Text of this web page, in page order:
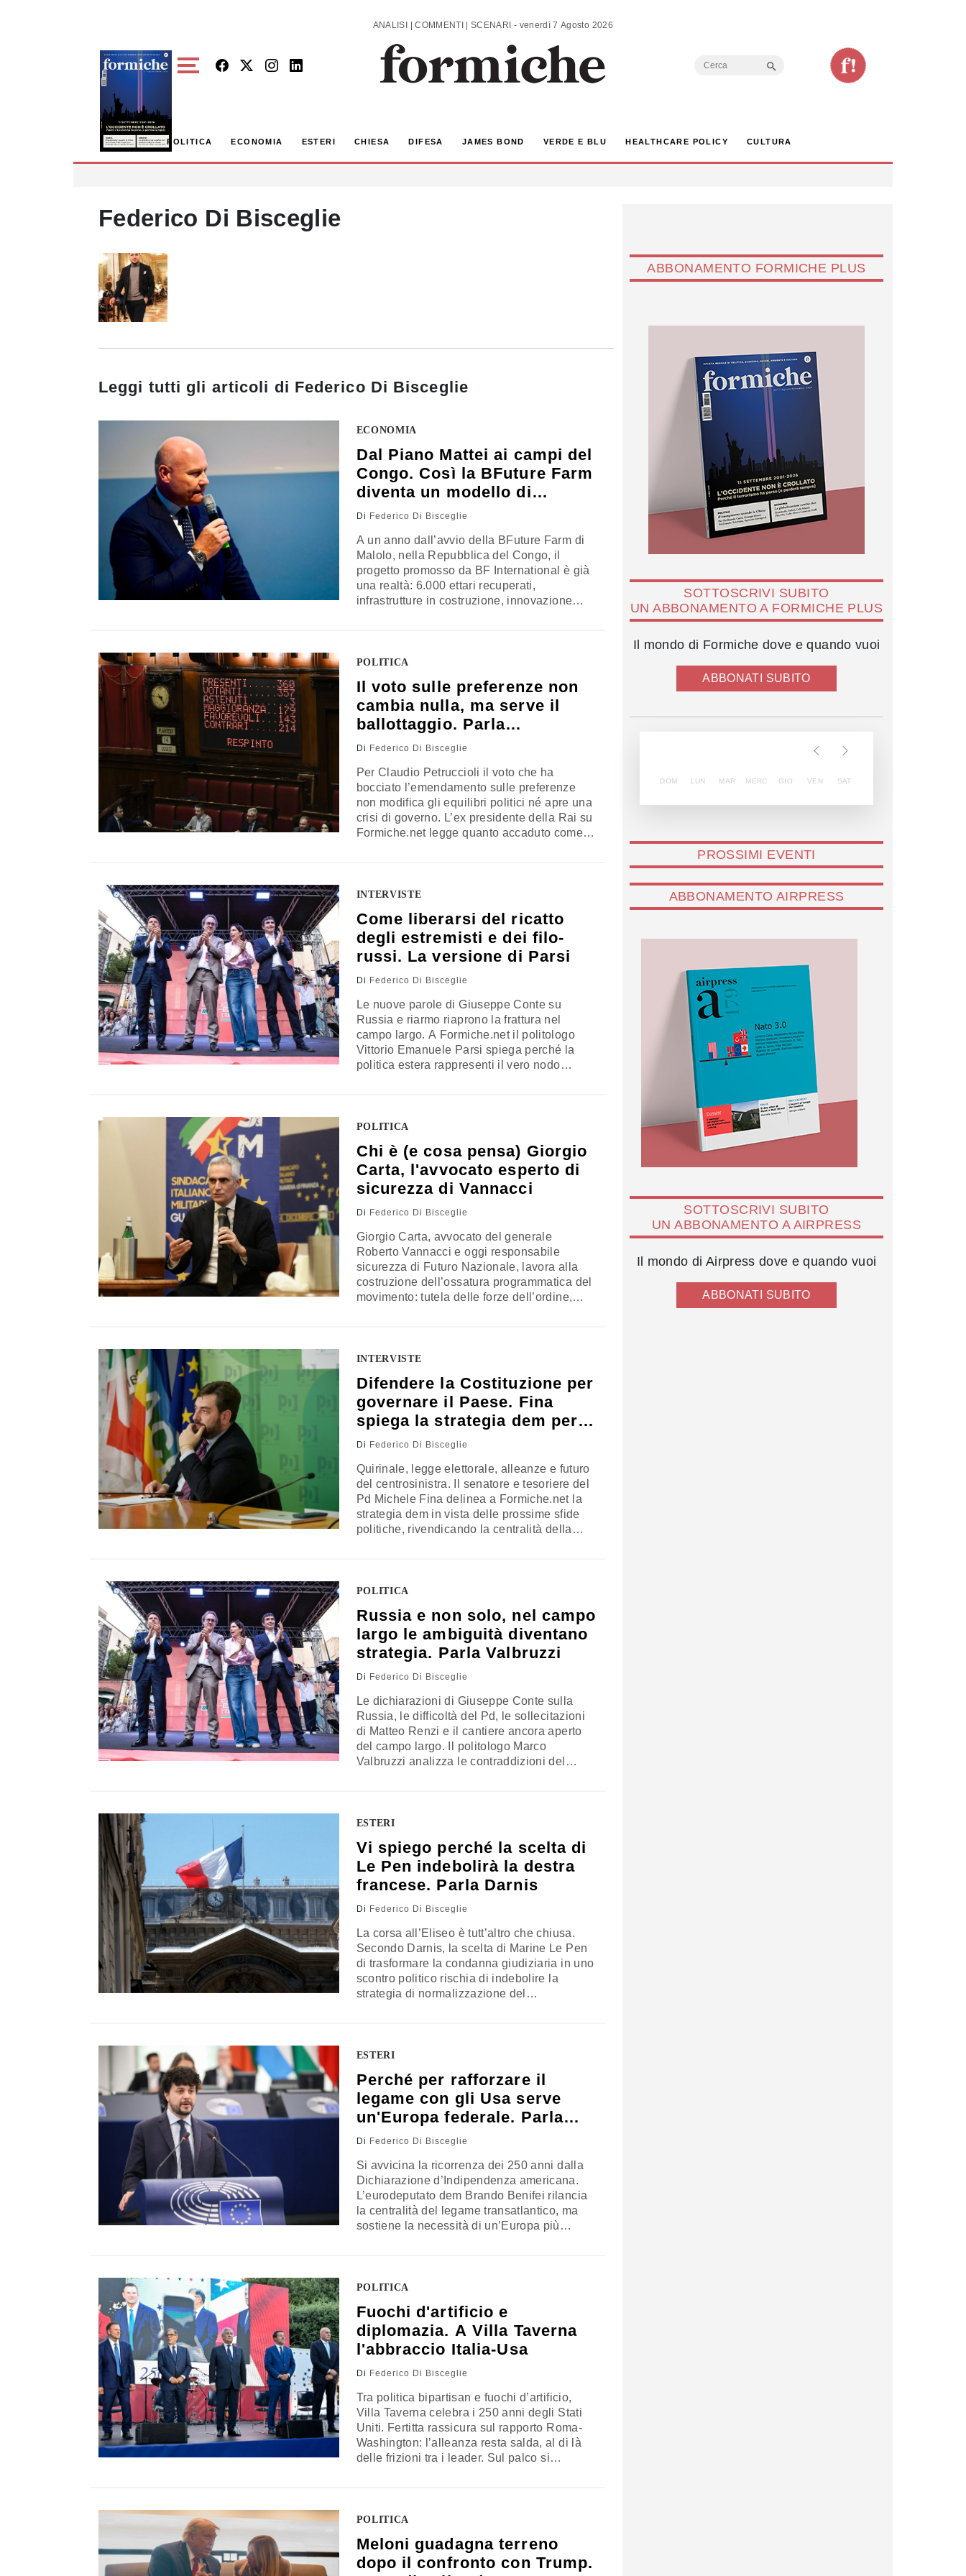
ANALISI | COMMENTI | SCENARI - venerdì 7 Agosto 2026
Search
POLITICA ECONOMIA ESTERI CHIESA DIFESA JAMES BOND VERDE E BLU HEALTHCARE POLICY CULTURA
Federico Di Bisceglie
Leggi tutti gli articoli di Federico Di Bisceglie
ECONOMIA
Dal Piano Mattei ai campi del
Congo. Così la BFuture Farm
diventa un modello di
cooperazione industriale
Di Federico Di Bisceglie
A un anno dall’avvio della BFuture Farm di
Malolo, nella Repubblica del Congo, il
progetto promosso da BF International è già
una realtà: 6.000 ettari recuperati,
infrastrutture in costruzione, innovazione
avanzati del Piano Mattei. Per il presidente
delegato di BF International, Federico
Vecchioni, la farm rappresenta
un’infrastruttura agroindustriale capace di
rafforzare la sicurezza alimentare, trasferire
competenze e promuovere uno sviluppo
sostenibile
POLITICA
Il voto sulle preferenze non
cambia nulla, ma serve il
ballottaggio. Parla
Petruccioli
Di Federico Di Bisceglie
Per Claudio Petruccioli il voto che ha
bocciato l’emendamento sulle preferenze
non modifica gli equilibri politici né apre una
crisi di governo. L’ex presidente della Rai su
Formiche.net legge quanto accaduto come
nella scelta dei parlamentari. La vera riforma,
indispensabile per costruire maggioranze
stabili e contenere gli estremismi
INTERVISTE
Come liberarsi del ricatto
degli estremisti e dei filo-
russi. La versione di Parsi
Di Federico Di Bisceglie
Le nuove parole di Giuseppe Conte su
Russia e riarmo riaprono la frattura nel
campo largo. A Formiche.net il politologo
Vittorio Emanuele Parsi spiega perché la
politica estera rappresenti il vero nodo
dossier internazionali
POLITICA
Chi è (e cosa pensa) Giorgio
Carta, l'avvocato esperto di
sicurezza di Vannacci
Di Federico Di Bisceglie
Giorgio Carta, avvocato del generale
Roberto Vannacci e oggi responsabile
sicurezza di Futuro Nazionale, lavora alla
costruzione dell’ossatura programmatica del
movimento: tutela delle forze dell’ordine,
“remigrazione”. Tra ambizioni di governo e
Formiche.net come punta a trasformare il
consenso personale di Vannacci in un
progetto politico strutturato
INTERVISTE
Difendere la Costituzione per
governare il Paese. Fina
spiega la strategia dem per il
2027
Di Federico Di Bisceglie
Quirinale, legge elettorale, alleanze e futuro
del centrosinistra. Il senatore e tesoriere del
Pd Michele Fina delinea a Formiche.net la
strategia dem in vista delle prossime sfide
politiche, rivendicando la centralità della
con il Movimento 5 Stelle, fino alle priorità
POLITICA
Russia e non solo, nel campo
largo le ambiguità diventano
strategia. Parla Valbruzzi
Di Federico Di Bisceglie
Le dichiarazioni di Giuseppe Conte sulla
Russia, le difficoltà del Pd, le sollecitazioni
di Matteo Renzi e il cantiere ancora aperto
del campo largo. Il politologo Marco
Valbruzzi analizza le contraddizioni del
ESTERI
Vi spiego perché la scelta di
Le Pen indebolirà la destra
francese. Parla Darnis
Di Federico Di Bisceglie
La corsa all’Eliseo è tutt’altro che chiusa.
Secondo Darnis, la scelta di Marine Le Pen
di trasformare la condanna giudiziaria in uno
scontro politico rischia di indebolire la
strategia di normalizzazione del
Édouard Philippe e favorire una
sullo sfondo una Francia ancora
profondamente frammentata
ESTERI
Perché per rafforzare il
legame con gli Usa serve
un'Europa federale. Parla
Benifei (Pd)
Di Federico Di Bisceglie
Si avvicina la ricorrenza dei 250 anni dalla
Dichiarazione d’Indipendenza americana.
L’eurodeputato dem Brando Benifei rilancia
la centralità del legame transatlantico, ma
sostiene la necessità di un’Europa più
cooperazione con Washington da una
derive di subalternità politica
POLITICA
Fuochi d'artificio e
diplomazia. A Villa Taverna
l'abbraccio Italia-Usa
Di Federico Di Bisceglie
Tra politica bipartisan e fuochi d’artificio,
Villa Taverna celebra i 250 anni degli Stati
Uniti. Fertitta rassicura sul rapporto Roma-
Washington: l’alleanza resta salda, al di là
delle frizioni tra i leader. Sul palco si
e dell’opposizione, a conferma di un legame
organizzatori, continua a rappresentare un
punto fermo della politica italiana
POLITICA
Meloni guadagna terreno
dopo il confronto con Trump.
ABBONAMENTO FORMICHE PLUS
SOTTOSCRIVI SUBITO
UN ABBONAMENTO A FORMICHE PLUS
Il mondo di Formiche dove e quando vuoi
ABBONATI SUBITO
DOM LUN MAR MERC GIO VEN SAT
PROSSIMI EVENTI
ABBONAMENTO AIRPRESS
SOTTOSCRIVI SUBITO
UN ABBONAMENTO A AIRPRESS
Il mondo di Airpress dove e quando vuoi
ABBONATI SUBITO